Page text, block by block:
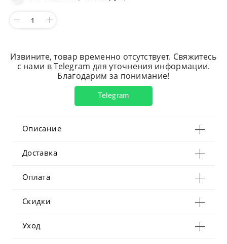
Извините, товар временно отсутствует. Свяжитесь
с нами в Telegram для уточнения информации.
Благодарим за понимание!
Telegram
Описание
Доставка
Оплата
Скидки
Уход